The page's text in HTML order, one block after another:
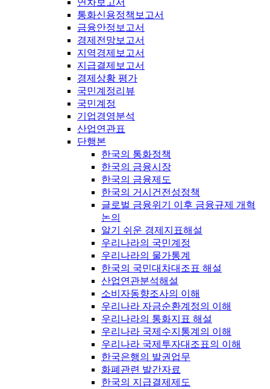
연차보고서
통화신용정책보고서
금융안정보고서
경제전망보고서
지역경제보고서
지급결제보고서
경제상황 평가
국민계정리뷰
국민계정
기업경영분석
산업연관표
단행본
한국의 통화정책
한국의 금융시장
한국의 금융제도
한국의 거시건전성정책
글로벌 금융위기 이후 금융규제 개혁
논의
알기 쉬운 경제지표해설
우리나라의 국민계정
우리나라의 물가통계
한국의 국민대차대조표 해설
산업연관분석해설
소비자동향조사의 이해
우리나라 자금순환계정의 이해
우리나라의 통화지표 해설
우리나라 국제수지통계의 이해
우리나라 국제투자대조표의 이해
한국은행의 발권업무
화폐관련 발간자료
한국의 지급결제제도